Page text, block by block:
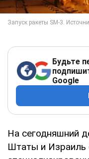
Будьте
Google
На сегодняшний
Штаты и Израиль